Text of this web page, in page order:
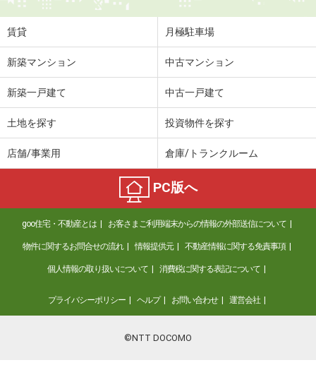
賃貸 月極駐車場
新築マンション 中古マンション
新築一戸建て 中古一戸建て
土地を探す 投資物件を探す
店舗/事業用 倉庫/トランクルーム
PC版へ
goo住宅・不動産とは お客さまご利用端末からの情報の外部送信について
物件に関するお問合せの流れ 情報提供元 不動産情報に関する免責事項
個人情報の取り扱いについて 消費税に関する表記について
プライバシーポリシー ヘルプ お問い合わせ 運営会社
©NTT DOCOMO